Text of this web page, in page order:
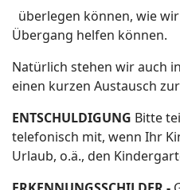
überlegen können, wie
Übergang helfen können.
Natürlich stehen wir auch
einen kurzen Austausch
ENTSCHULDIGUNG Bitte
telefonisch mit, wenn Ihr
Urlaub, o.ä., den